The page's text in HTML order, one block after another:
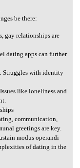
be there:
gay relationships are
dating apps can further
Struggles with identity
like loneliness and
communication,
greetings are key.
modus operandi
of dating in the